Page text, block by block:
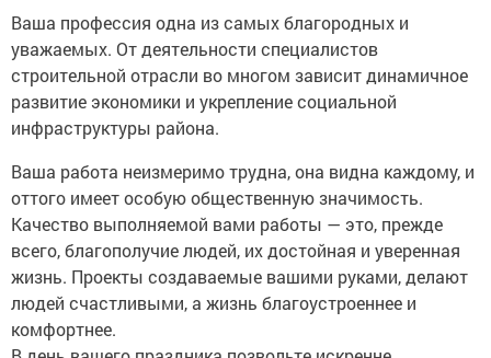
Ваша профессия одна из самых благородных и
уважаемых. От деятельности специалистов
строительной отрасли во многом зависит динамичное
развитие экономики и укрепление социальной
инфраструктуры района.
Ваша работа неизмеримо трудна, она видна каждому, и
оттого имеет особую общественную значимость.
Качество выполняемой вами работы — это, прежде
всего, благополучие людей, их достойная и уверенная
жизнь. Проекты создаваемые вашими руками, делают
людей счастливыми, а жизнь благоустроеннее и
комфортнее.